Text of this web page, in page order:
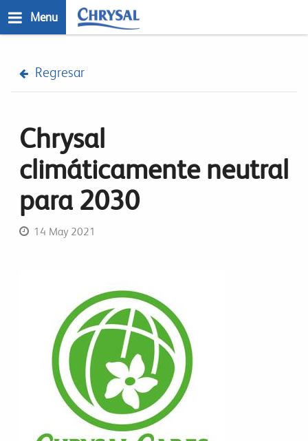
to
Menu
Regresar
Chrysal
climáticamente neutral
para 2030
14 May 2021